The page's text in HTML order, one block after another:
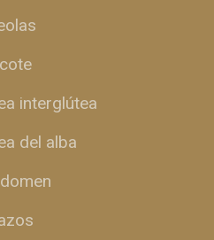
interglútea
del alba